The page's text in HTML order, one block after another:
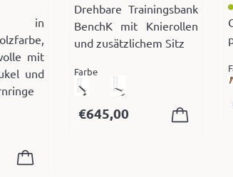
in
mit
und
Drehbare Trainingsbank
BenchK mit Knierollen
und zusätzlichem Sitz
Farbe
€645,00